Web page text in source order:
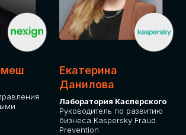
Екатерина
Данилова
Лаборатория Касперского
Руководитель по развитию
бизнеса Kaspersky Fraud
Prevention
БИЛЕТОВ
ЛИЦА
Timepad
БИЛЕТ